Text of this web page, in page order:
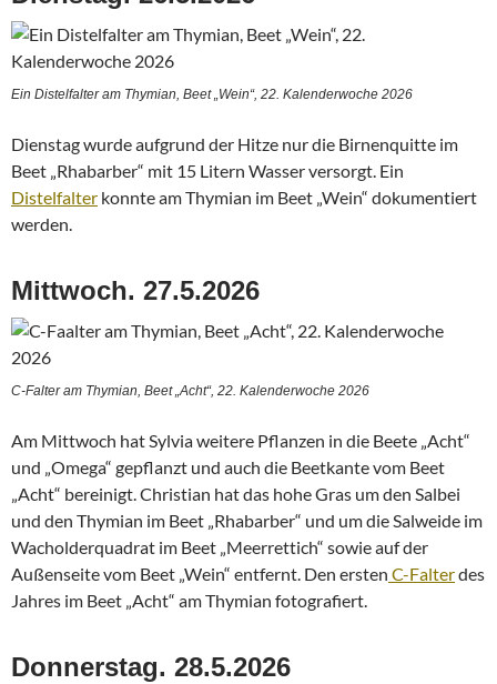
Ein Distelfalter am Thymian, Beet „Wein“, 22. Kalenderwoche 2026
Dienstag wurde aufgrund der Hitze nur die Birnenquitte im
Beet „Rhabarber“ mit 15 Litern Wasser versorgt. Ein
Distelfalter konnte am Thymian im Beet „Wein“ dokumentiert
werden.
Mittwoch. 27.5.2026
C-Falter am Thymian, Beet „Acht“, 22. Kalenderwoche 2026
Am Mittwoch hat Sylvia weitere Pflanzen in die Beete „Acht“
und „Omega“ gepflanzt und auch die Beetkante vom Beet
„Acht“ bereinigt. Christian hat das hohe Gras um den Salbei
und den Thymian im Beet „Rhabarber“ und um die Salweide im
Wacholderquadrat im Beet „Meerrettich“ sowie auf der
Außenseite vom Beet „Wein“ entfernt. Den ersten C-Falterdes
Jahres im Beet „Acht“ am Thymian fotografiert.
Donnerstag. 28.5.2026